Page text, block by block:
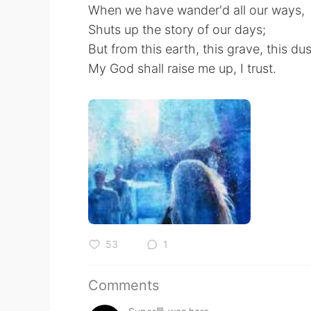
When we have wander'd all our ways,
Shuts up the story of our days;
But from this earth, this grave, this
My God shall raise me up, I trust.
53 1
Comments